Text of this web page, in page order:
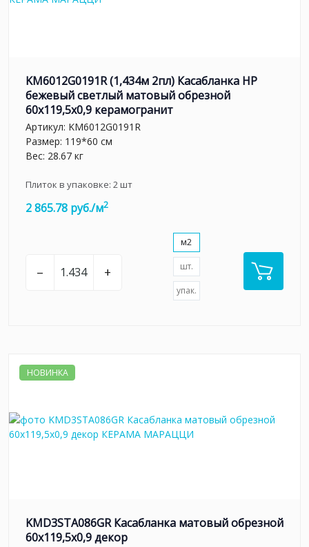
KM6012G0191R (1,434м 2пл) Касабланка HP
бежевый светлый матовый обрезной
60x119,5x0,9 керамогранит
Артикул: KM6012G0191R
Размер: 119*60 см
Вес: 28.67 кг
Плиток в упаковке: 2шт
2 865.78 руб./м2
– +
м2
шт.
упак.
НОВИНКА
KMD3STA086GR Касабланка матовый обрезной
60x119,5x0,9 декор